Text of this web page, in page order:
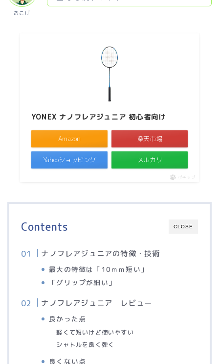
おこげ
YONEX ナノフレアジュニア 初心者向け
Amazon 楽天市場
Yahooショッピング メルカリ
ポチップ
CLOSE
Contents
ナノフレアジュニアの特徴・技術
最大の特徴は「10ｍｍ短い」
「グリップが細い」
ナノフレアジュニア レビュー
良かった点
軽くて短いけど使いやすい
シャトルを良く弾く
良くない点